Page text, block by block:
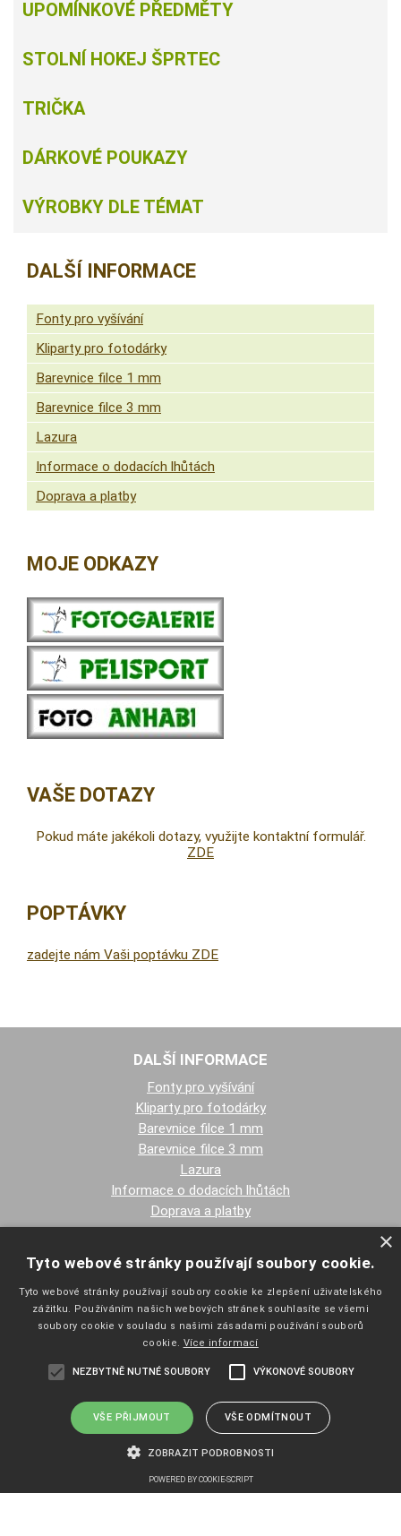
UPOMÍNKOVÉ PŘEDMĚTY
STOLNÍ HOKEJ ŠPRTEC
TRIČKA
DÁRKOVÉ POUKAZY
VÝROBKY DLE TÉMAT
DALŠÍ INFORMACE
Fonty pro vyšívání
Kliparty pro fotodárky
Barevnice filce 1 mm
Barevnice filce 3 mm
Lazura
Informace o dodacích lhůtách
Doprava a platby
MOJE ODKAZY
VAŠE DOTAZY
Pokud máte jakékoli dotazy, využijte kontaktní formulář.
ZDE
POPTÁVKY
zadejte nám Vaši poptávku ZDE
DALŠÍ INFORMACE
Fonty pro vyšívání
Kliparty pro fotodárky
Barevnice filce 1 mm
Barevnice filce 3 mm
Lazura
Informace o dodacích lhůtách
Doprava a platby
NAVIGACE
Úvodní strana
Katalog zboží
Nákupní košík
Kontaktní informace
×
Tyto webové stránky používají soubory cookie.
Tyto webové stránky používají soubory cookie ke zlepšení uživatelského
zážitku. Používáním našich webových stránek souhlasíte se všemi
soubory cookie v souladu s našimi zásadami používání souborů
cookie. Více informací
NEZBYTNĚ NUTNÉ SOUBORY VÝKONOVÉ SOUBORY
VŠE PŘIJMOUT VŠE ODMÍTNOUT
ZOBRAZIT PODROBNOSTI
POWERED BY COOKIE-SCRIPT